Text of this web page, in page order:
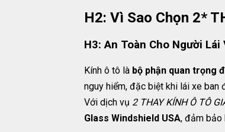
H2: Vì Sao Chọn 2*
H3: An Toàn Cho Người Lái
Kính ô tô là bộ phận quan trọng
nguy hiểm, đặc biệt khi lái xe ban
Với dịch vụ 2THAY KÍNH Ô TÔ
Glass Windshield USA, đảm bảo